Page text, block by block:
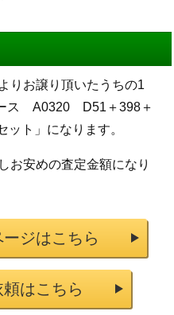
りお譲り頂いたうちの1
ス A0320 D51＋398＋
ト」になります。
お安めの査定金額になり
ジはこちら
はこちら